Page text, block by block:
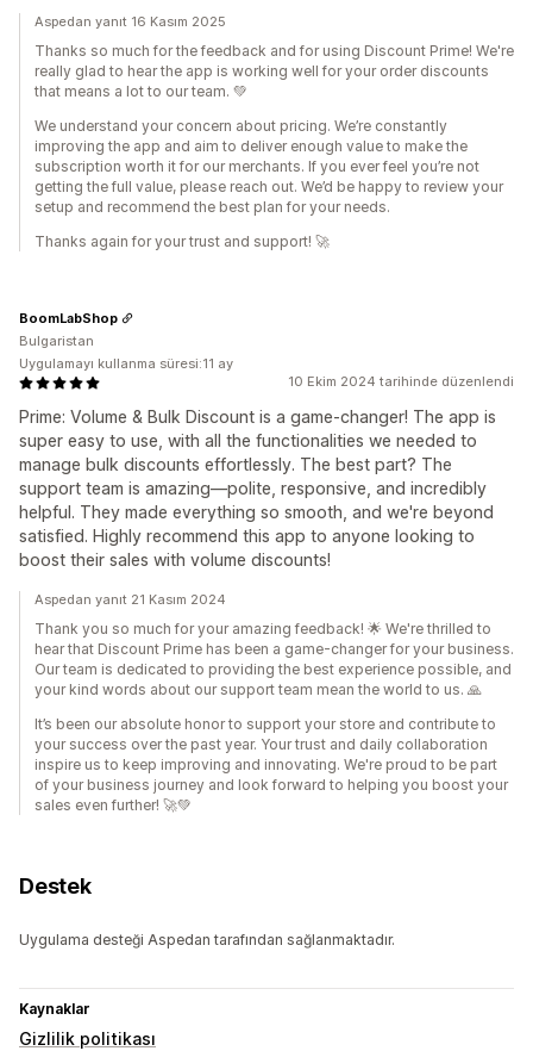
Aspedan yanıt 16 Kasım 2025
Thanks so much for the feedback and for using Discount Prime! We're
really glad to hear the app is working well for your order discounts
that means a lot to our team. 💚
We understand your concern about pricing. We’re constantly
improving the app and aim to deliver enough value to make the
subscription worth it for our merchants. If you ever feel you’re not
getting the full value, please reach out. We’d be happy to review your
setup and recommend the best plan for your needs.
Thanks again for your trust and support! 🚀
10 Ekim 2024 tarihinde düzenlendi
Prime: Volume & Bulk Discount is a game-changer! The app is
super easy to use, with all the functionalities we needed to
manage bulk discounts effortlessly. The best part? The
support team is amazing—polite, responsive, and incredibly
helpful. They made everything so smooth, and we're beyond
satisfied. Highly recommend this app to anyone looking to
boost their sales with volume discounts!
BoomLabShop
Bulgaristan
Uygulamayı kullanma süresi:11 ay
Aspedan yanıt 21 Kasım 2024
Thank you so much for your amazing feedback! 🌟 We're thrilled to
hear that Discount Prime has been a game-changer for your business.
Our team is dedicated to providing the best experience possible, and
your kind words about our support team mean the world to us. 🙏
It’s been our absolute honor to support your store and contribute to
your success over the past year. Your trust and daily collaboration
inspire us to keep improving and innovating. We're proud to be part
of your business journey and look forward to helping you boost your
sales even further! 🚀💚
Destek
Uygulama desteği Aspedan tarafından sağlanmaktadır.
Kaynaklar
Gizlilik politikası